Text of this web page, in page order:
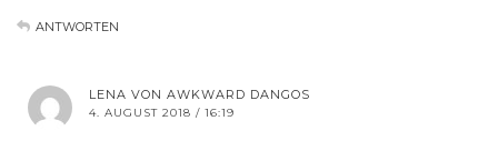
ANTWORTEN
LENA VON AWKWARD DANGOS
4. AUGUST 2018 / 16:19